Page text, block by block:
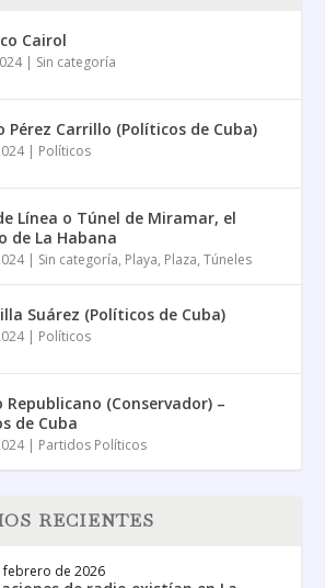
Cairol
| Sin categoría
Pérez Carrillo (Políticos de Cuba)
| Políticos
Línea o Túnel de Miramar, el
de La Habana
| Sin categoría, Playa, Plaza,Túneles
Suárez (Políticos de Cuba)
| Políticos
Republicano (Conservador) –
de Cuba
| Partidos Políticos
RECIENTES
febrero de 2026